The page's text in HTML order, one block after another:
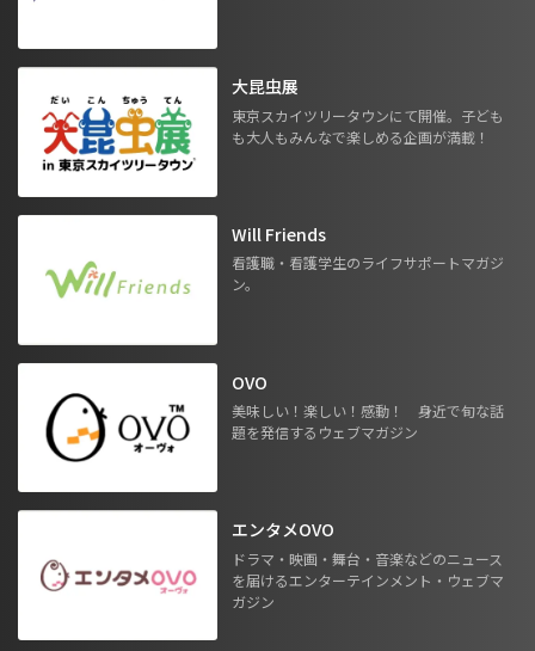
大昆虫展
東京スカイツリータウンにて開催。子ども
も大人もみんなで楽しめる企画が満載！
Will Friends
看護職・看護学生のライフサポートマガジ
ン。
OVO
美味しい！楽しい！感動！ 身近で旬な話
題を発信するウェブマガジン
エンタメOVO
ドラマ・映画・舞台・音楽などのニュース
を届けるエンターテインメント・ウェブマ
ガジン